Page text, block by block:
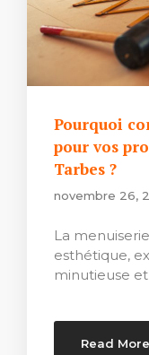
Pourquoi
pour vos
Tarbes ?
novembre 26,
La
esthétique,
minutieuse
Read More